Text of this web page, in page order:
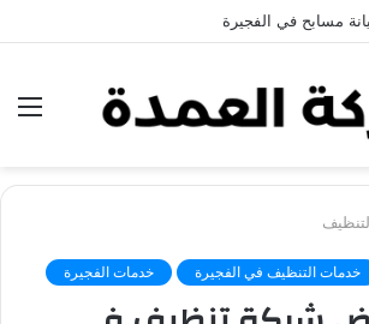
الرخام في العين
خدمات التنظيف في الفجيرة خدمات الفجيرة